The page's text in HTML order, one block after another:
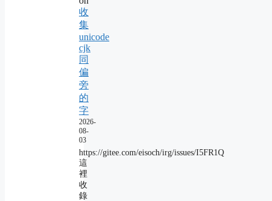
收
集
unicode
cjk
同
偏
旁
的
字
2026-
08-
03
https://gitee.com/eisoch/irg/issues/I5FR1Q
這
裡
收
錄